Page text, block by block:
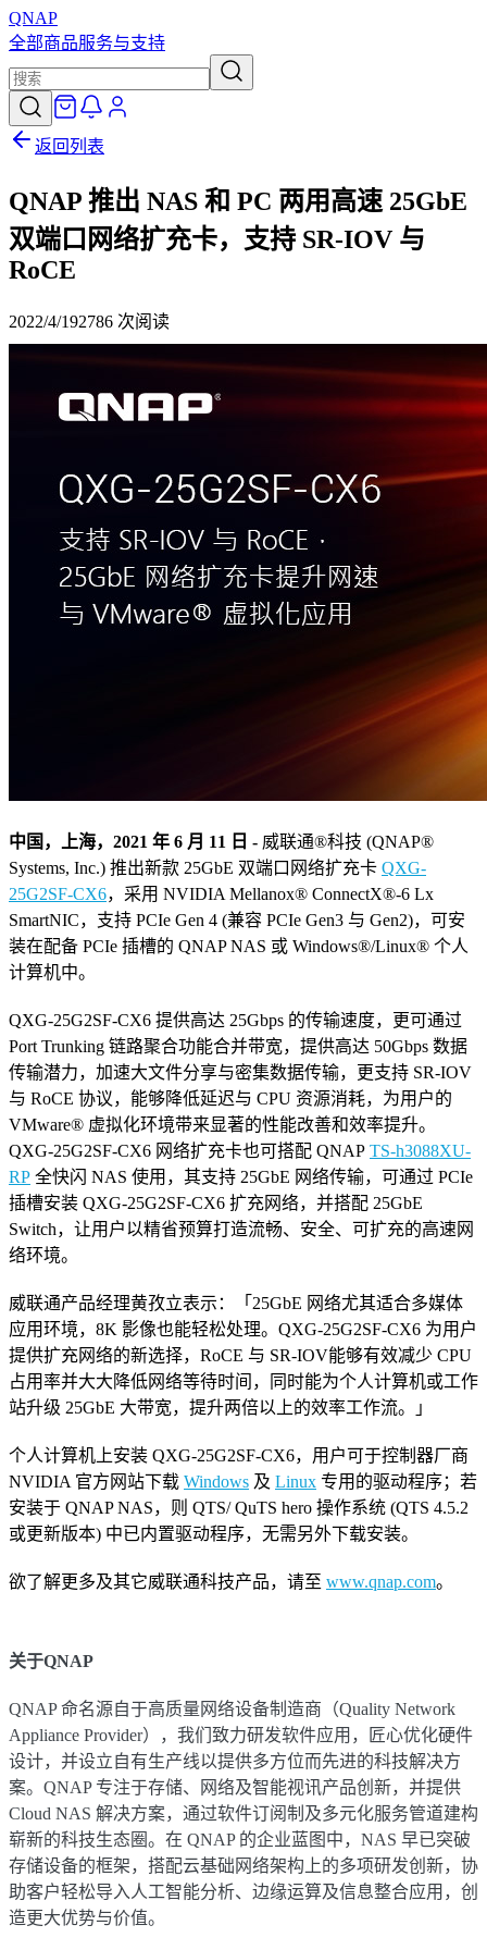
QNAP
全部商品服务与支持
返回列表
QNAP 推出 NAS 和 PC 两用高速 25GbE
双端口网络扩充卡，支持 SR-IOV 与
RoCE
2022/4/192786 次阅读
中国，上海，2021 年 6 月 11 日 - 威联通®科技 (QNAP®
Systems, Inc.) 推出新款 25GbE 双端口网络扩充卡 QXG-
25G2SF-CX6，采用 NVIDIA Mellanox® ConnectX®-6 Lx
SmartNIC，支持 PCIe Gen 4 (兼容 PCIe Gen3 与 Gen2)，可安
装在配备 PCIe 插槽的 QNAP NAS 或 Windows®/Linux® 个人
计算机中。
QXG-25G2SF-CX6 提供高达 25Gbps 的传输速度，更可通过
Port Trunking 链路聚合功能合并带宽，提供高达 50Gbps 数据
传输潜力，加速大文件分享与密集数据传输，更支持 SR-IOV
与 RoCE 协议，能够降低延迟与 CPU 资源消耗，为用户的
VMware® 虚拟化环境带来显著的性能改善和效率提升。
QXG-25G2SF-CX6 网络扩充卡也可搭配 QNAP TS-h3088XU-
RP 全快闪 NAS 使用，其支持 25GbE 网络传输，可通过 PCIe
插槽安装 QXG-25G2SF-CX6 扩充网络，并搭配 25GbE
Switch，让用户以精省预算打造流畅、安全、可扩充的高速网
络环境。
威联通产品经理黄孜立表示：「25GbE 网络尤其适合多媒体
应用环境，8K 影像也能轻松处理。QXG-25G2SF-CX6 为用户
提供扩充网络的新选择，RoCE 与 SR-IOV能够有效减少 CPU
占用率并大大降低网络等待时间，同时能为个人计算机或工作
站升级 25GbE 大带宽，提升两倍以上的效率工作流。」
个人计算机上安装 QXG-25G2SF-CX6，用户可于控制器厂商
NVIDIA 官方网站下载 Windows 及 Linux 专用的驱动程序；若
安装于 QNAP NAS，则 QTS/ QuTS hero 操作系统 (QTS 4.5.2
或更新版本) 中已内置驱动程序，无需另外下载安装。
欲了解更多及其它威联通科技产品，请至 www.qnap.com。
关于QNAP
QNAP 命名源自于高质量网络设备制造商（Quality Network
Appliance Provider），我们致力研发软件应用，匠心优化硬件
设计，并设立自有生产线以提供多方位而先进的科技解决方
案。QNAP 专注于存储、网络及智能视讯产品创新，并提供
Cloud NAS 解决方案，通过软件订阅制及多元化服务管道建构
崭新的科技生态圈。在 QNAP 的企业蓝图中，NAS 早已突破
存储设备的框架，搭配云基础网络架构上的多项研发创新，协
助客户轻松导入人工智能分析、边缘运算及信息整合应用，创
造更大优势与价值。